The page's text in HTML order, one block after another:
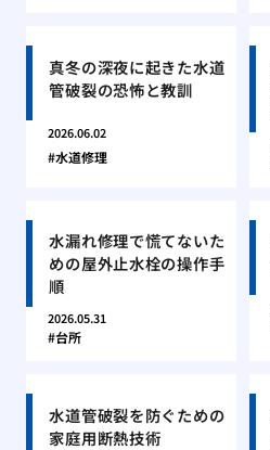
真冬の深夜に起きた水道
管破裂の恐怖と教訓
2026.06.02
水道修理
水漏れ修理で慌てないた
めの屋外止水栓の操作手
順
2026.05.31
台所
水道管破裂を防ぐための
家庭用断熱技術